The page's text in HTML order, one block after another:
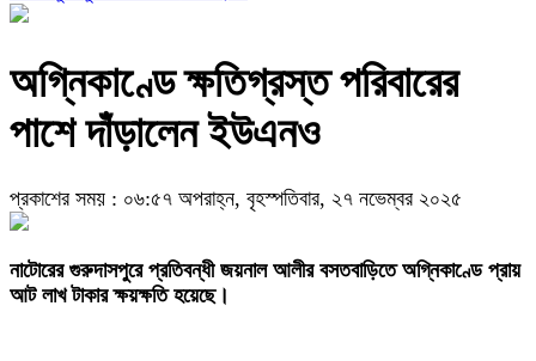
অগ্নিকাণ্ডে ক্ষতিগ্রস্ত পরিবারের
পাশে দাঁড়ালেন ইউএনও
প্রকাশের সময় : ০৬:৫৭ অপরাহ্ন, বৃহস্পতিবার, ২৭ নভেম্বর ২০২৫
নাটোরের গুরুদাসপুরে প্রতিবন্ধী জয়নাল আলীর বসতবাড়িতে অগ্নিকাণ্ডে প্রায়
আট লাখ টাকার ক্ষয়ক্ষতি হয়েছে।